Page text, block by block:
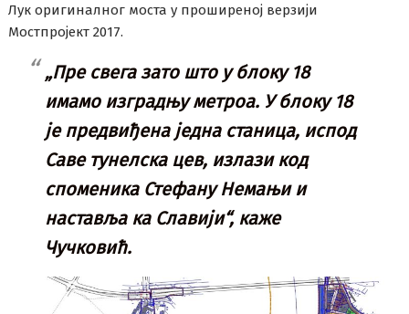
Лук оригиналног моста у проширеној верзији
Мостпројект 2017.
„Пре свега зато што у блоку 18
имамо изградњу метроа. У блоку 18
је предвиђена једна станица, испод
Саве тунелска цев, излази код
споменика Стефану Немањи и
наставља ка Славији“, каже
Чучковић.